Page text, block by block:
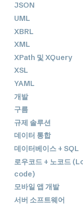
JSON
UML
XBRL
XML
XPath 및 XQuery
XSL
YAML
개발
구름
규제 솔루션
데이터 통합
데이터베이스 + SQL
로우코드 + 노코드
code)
모바일 앱 개발
서버 소프트웨어